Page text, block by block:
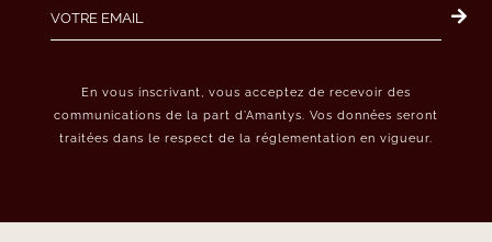
En vous inscrivant, vous acceptez de recevoir des
communications de la part d’Amantys. Vos données seront
traitées dans le respect de la réglementation en vigueur.